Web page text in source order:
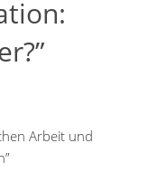
Arbeit und